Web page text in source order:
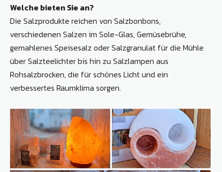
Welche bieten Sie an?
Die Salzprodukte reichen von Salzbonbons,
verschiedenen Salzen im Sole-Glas, Gemüsebrühe,
gemahlenes Speisesalz oder Salzgranulat für die Mühle
über Salzteelichter bis hin zu Salzlampen aus
Rohsalzbrocken, die für schönes Licht und ein
verbessertes Raumklima sorgen.